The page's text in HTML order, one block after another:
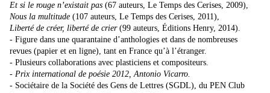
Et si le rouge n’existait pas (67 auteurs, Le Temps des Cerises, 2009),
Nous la multitude (107 auteurs, Le Temps des Cerises, 2011),
Liberté de créer, liberté de crier (99 auteurs, Éditions Henry, 2014).
- Figure dans une quarantaine d’anthologies et dans de nombreuses
revues (papier et en ligne), tant en France qu’à l’étranger.
- Plusieurs collaborations avec plasticiens et compositeurs.
- Prix international de poésie 2012, Antonio Vicarro.
- Sociétaire de la Société des Gens de Lettres (SGDL), du PEN Club